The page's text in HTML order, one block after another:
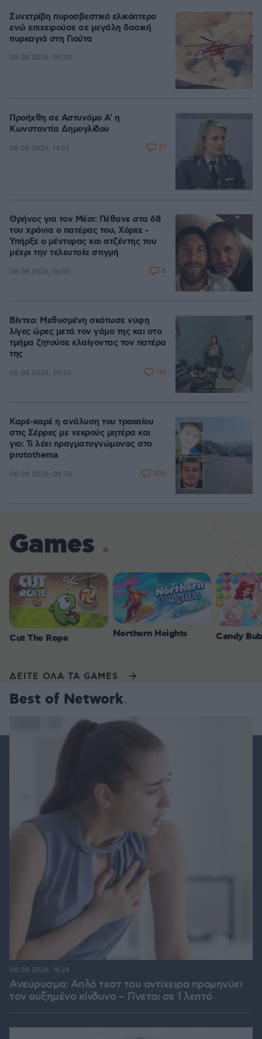
Συνετρίβη πυροσβεστικό ελικόπτερο
ενώ επιχειρούσε σε μεγάλη δασική
πυρκαγιά στη Γιούτα
08.08.2026, 09:34
Προήχθη σε Αστυνόμο Α' η
Κωνσταντία Δημογλίδου
08.08.2026, 14:57 27
Θρήνος για τον Μέσι: Πέθανε στα 68
του χρόνια ο πατέρας του, Χόρχε -
Υπήρξε ο μέντορας και ατζέντης του
μέχρι την τελευταία στιγμή
08.08.2026, 16:05 8
Βίντεο: Μεθυσμένη σκότωσε νύφη
λίγες ώρες μετά τον γάμο της και στο
τμήμα ζητούσε κλαίγοντας τον πατέρα
της
08.08.2026, 09:25 116
Καρέ-καρέ η ανάλυση του τροχαίου
στις Σέρρες με νεκρούς μητέρα και
γιο: Τι λέει πραγματογνώμονας στο
protothema
08.08.2026, 08:36 205
Games
Cut The Rope Northern Heights Candy
ΔΕΙΤΕ ΟΛΑ ΤΑ GAMES
Best of Network
Ανεύρυσμα: Απλό τεστ του αντίχειρα προμηνύει
τον αυξημένο κίνδυνο – Γίνεται σε 1 λεπτό
08.08.2026, 16:24